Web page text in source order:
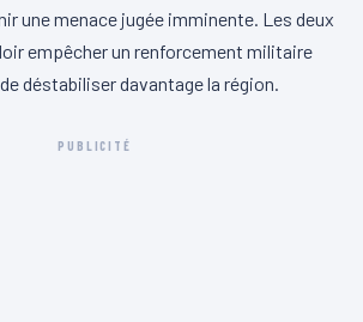
une menace jugée imminente. Les deux
empêcher un renforcement militaire
déstabiliser davantage la région.
PUBLICITÉ